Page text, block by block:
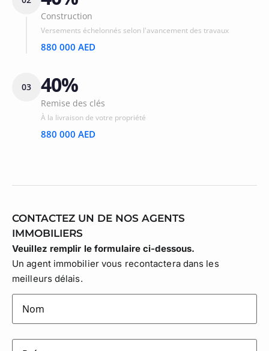
Construction
Versements échelonnés selon l'avancement des travaux
880 000 AED
03 40%
Remise des clés
À la livraison de votre propriété
880 000 AED
CONTACTEZ UN DE NOS AGENTS
IMMOBILIERS
Veuillez remplir le formulaire ci-dessous.
Un agent immobilier vous recontactera dans les
meilleurs délais.
lastname(Nécessaire)
firstname(Nécessaire)